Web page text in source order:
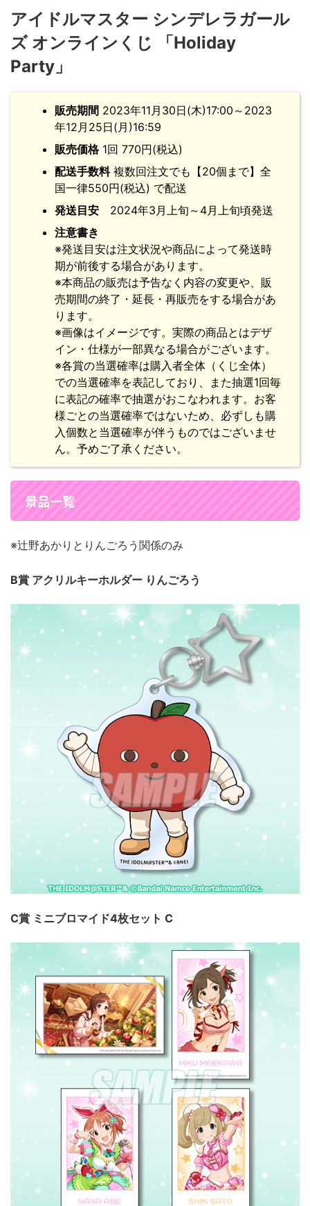
アイドルマスター シンデレラガール
ズ オンラインくじ 「Holiday
Party」
販売期間 2023年11月30日(木)17:00～2023
年12月25日(月)16:59
販売価格1回 770円(税込)
配送手数料複数回注文でも【20個まで】全
国一律550円(税込) で配送
発送目安 2024年3月上旬～4月上旬頃発送
注意書き
※発送目安は注文状況や商品によって発送時
期が前後する場合があります。
※本商品の販売は予告なく内容の変更や、販
売期間の終了・延長・再販売をする場合があ
ります。
※画像はイメージです。実際の商品とはデザ
イン・仕様が一部異なる場合がございます。
※各賞の当選確率は購入者全体（くじ全体）
での当選確率を表記しており、また抽選1回毎
に表記の確率で抽選がおこなわれます。お客
様ごとの当選確率ではないため、必ずしも購
入個数と当選確率が伴うものではございませ
ん。予めご了承ください。
景品一覧
※辻野あかりとりんごろう関係のみ
B賞 アクリルキーホルダー りんごろう
C賞 ミニブロマイド4枚セット C